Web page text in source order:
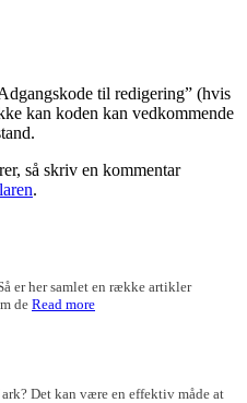
til redigering” (hvis
kan koden kan vedkommende
så skriv en kommentar
.
er her samlet en række artikler
de Read more
Det kan være en effektiv måde at